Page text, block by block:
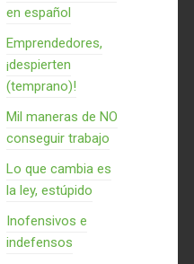
en español
Emprendedores,
¡despierten
(temprano)!
Mil maneras de NO
conseguir trabajo
Lo que cambia es
la ley, estúpido
Inofensivos e
indefensos